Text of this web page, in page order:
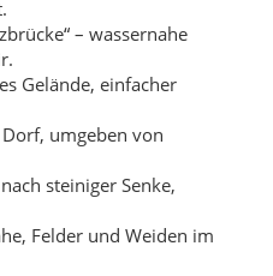
– wassernahe
Gelände, einfacher
umgeben von
steiniger Senke,
Felder und Weiden im